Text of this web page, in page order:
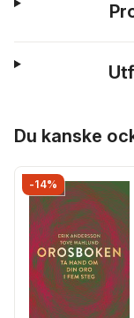
Du kanske
-14%